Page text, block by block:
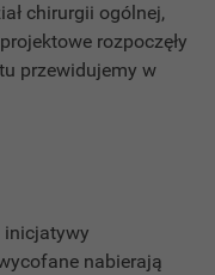
chirurgii ogólnej,
rozpoczęły
przewidujemy w
inicjatywy
nabierają